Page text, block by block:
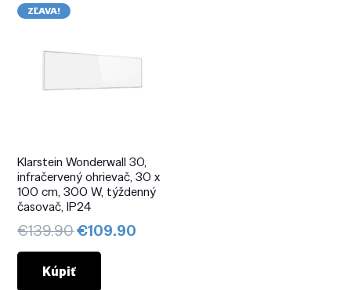
ZĽAVA!
Klarstein Wonderwall 30,
infračervený ohrievač, 30 x
100 cm, 300 W, týždenný
časovač, IP24
€139.90Pôvodná
cena
€109.90
Kúpiť